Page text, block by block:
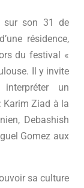
sur son 31 de
résidence,
du festival «
Il y invite
un
Karim Ziad à la
Debashish
Gomez aux
sa culture